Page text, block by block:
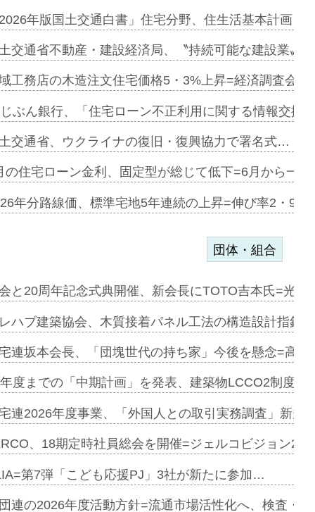
起用…
ミーレキ…
も城南エ…
合型の賃…
ンカフェ…
協業=お互…
コリビング…
年版国土交通白書」住宅分野、住生活基本計画を
交通省不動産・建設経済局、〝持続可能な建設業〟
工務店の木造注文住宅価格5・3%上昇=経済調査会
ぶん銀行、「住宅ローン不正利用に関する情報交換
交通省、ウクライナの復旧・復興協力で署名式…
の住宅ローン金利、固定型が総じて低下=6月から一
年分路線価、標準宅地5年連続の上昇=伸び率2・
を提案=P…
ンビ…
加=リンナ…
見込む=…
開始=三協…
団体・組合
と20周年記念式典開催、新会長にTOTO吉本氏=光
ハブ建築協会、木質接着パネル工法の構造設計指針
連坂本会長、「団塊世代の持ち家」今後を懸念=高
度までの「中期計画」を発表、建築物LCCO2制度
連2026年度事業、「外国人との取引実務調査」新規
、18期定時社員総会を開催=ジェルコビジョン
第7弾「こども応援PJ」3社が新たに参加…
連の2026年度活動方針=流通市場活性化へ、検査・